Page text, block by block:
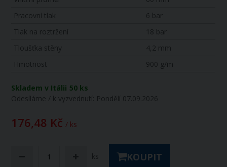
Pracovní tlak
6 bar
Tlak na roztržení
18 bar
Tloušťka stěny
4,2 mm
Hmotnost
900 g/m
Skladem v Itálii 50 ks
Odesíláme / k vyzvednutí: Pondělí 07.09.2026
176,48 Kč / ks
ks KOUPIT